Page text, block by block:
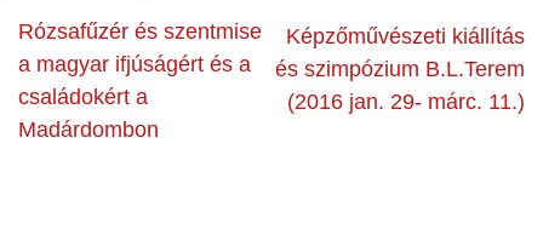
Rózsafűzér és szentmise
a magyar ifjúságért és a
családokért a
Madárdombon
Képzőművészeti kiállítás
és szimpózium B.L.Terem
(2016 jan. 29- márc. 11.)